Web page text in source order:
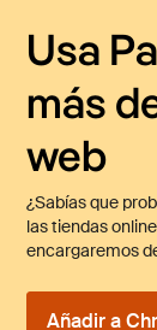
Usa
más
web
¿Sabías que
las tiendas
encargaremos
Añadir a